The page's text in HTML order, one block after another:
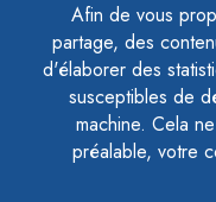
Afin de vous
partage, des
d'élaborer des
susceptibles de
machine. Cela
préalable, votre
CONTACTER LE